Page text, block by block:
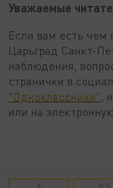
Уважаемые
Если вам есть чем
Царьград Санкт-
наблюдения,
странички в
"Одноклассники",
или на